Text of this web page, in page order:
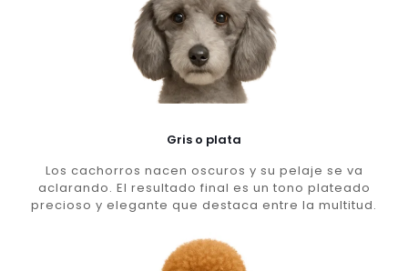
Gris o plata
Los cachorros nacen oscuros y su pelaje se va
aclarando. El resultado final es un tono plateado
precioso y elegante que destaca entre la multitud.